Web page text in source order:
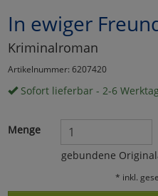
In ewiger
Kriminalroman
Artikelnummer: 6207420
Sofort lieferbar - 2-6
Menge
gebundene
* inkl.
Marketing
Umfragetools
Cookies
Alle
Cookies